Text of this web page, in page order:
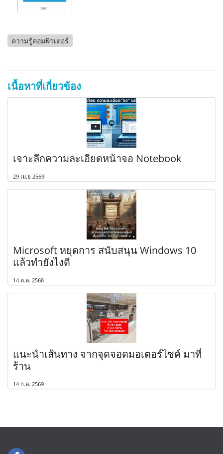
ความรู้คอมพิวเตอร์
เนื้อหาที่เกี่ยวข้อง
เจาะลึกความละเอียดหน้าจอ Notebook
29 เม.ย 2569
Microsoft หยุดการ สนับสนุน Windows 10
แล้วทำยังไงดี
14 ต.ค. 2568
แนะนำเส้นทาง จากจุดจอดมอเตอร์ไซค์ มาที่
ร้าน
14 ก.ค. 2569